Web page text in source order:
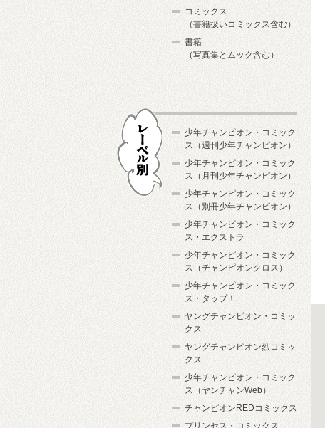
コミックス
（書籍扱いコミックス含む）
書籍
（写真集とムック含む）
少年チャンピオン・コミック
ス（週刊少年チャンピオン）
少年チャンピオン・コミック
ス（月刊少年チャンピオン）
少年チャンピオン・コミック
ス（別冊少年チャンピオン）
少年チャンピオン・コミック
ス・エクストラ
少年チャンピオン・コミック
ス（チャンピオンクロス）
少年チャンピオン・コミック
ス・タップ！
ヤングチャンピオン・コミッ
クス
ヤングチャンピオン烈コミッ
クス
少年チャンピオン・コミック
ス（ヤンチャンWeb）
チャンピオンREDコミックス
プリンセス・コミックス